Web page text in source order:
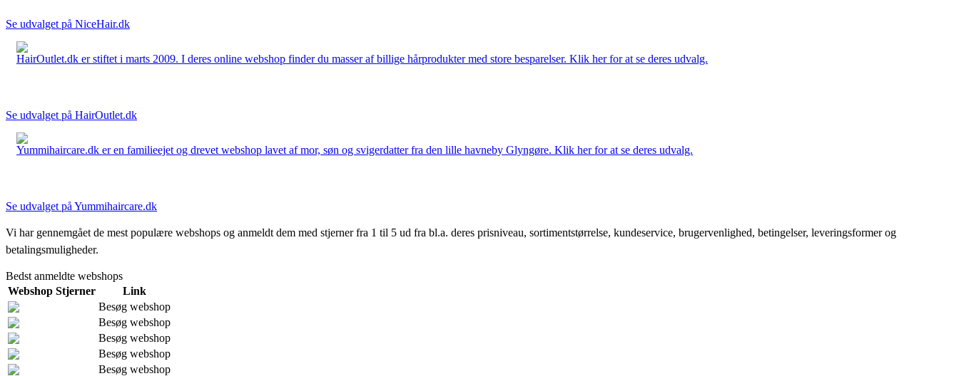
Se udvalget på NiceHair.dk
HairOutlet.dk er stiftet i marts 2009. I deres online webshop finder du masser af billige hårprodukter med store besparelser. Klik her for at se deres udvalg.
Se udvalget på HairOutlet.dk
Yummihaircare.dk er en familieejet og drevet webshop lavet af mor, søn og svigerdatter fra den lille havneby Glyngøre. Klik her for at se deres udvalg.
Se udvalget på Yummihaircare.dk
Vi har gennemgået de mest populære webshops og anmeldt dem med stjerner fra 1 til 5 ud fra bl.a. deres prisniveau, sortimentstørrelse, kundeservice, brugervenlighed, betingelser, leveringsformer og
betalingsmuligheder.
Bedst anmeldte webshops
Webshop Stjerner
Link
Besøg webshop
Besøg webshop
Besøg webshop
Besøg webshop
Besøg webshop